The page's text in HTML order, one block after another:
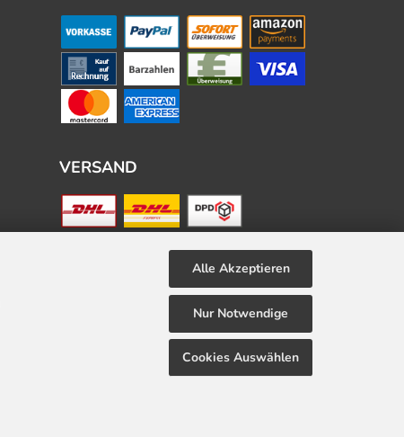
Alle Akzeptieren
Nur Notwendige
Cookies Auswählen
VERSAND